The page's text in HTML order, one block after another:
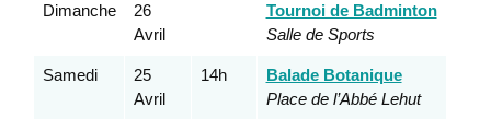
Dimanche
26
Avril
Tournoi de Badminton
Salle de Sports
Samedi
25
Avril
14h
Balade Botanique
Place de l’Abbé Lehut